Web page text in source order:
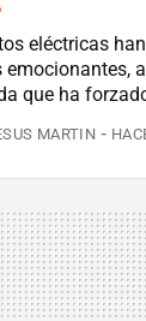
eléctricas
emocionantes,
que ha
MARTIN